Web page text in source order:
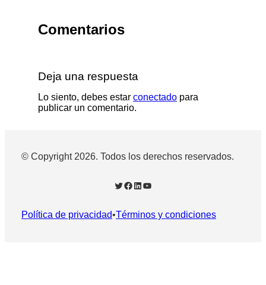
Comentarios
Deja una respuesta
Lo siento, debes estar conectado para
publicar un comentario.
© Copyright 2026. Todos los derechos reservados.
Twitter Facebook LinkedIn YouTube
Política de privacidad•Términos y condiciones